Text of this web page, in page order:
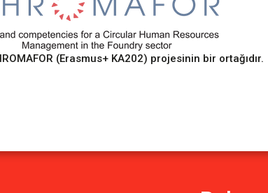
(Erasmus+ KA202) projesinin bir ortağıdır.